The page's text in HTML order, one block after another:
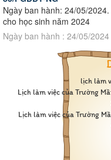
Ngày ban hành: 24/05/
cho học sinh năm 2024
Ngày ban hành : 24/05/2024
lịch làm
Lịch làm việc của Trường
Lịch làm việc của Trường